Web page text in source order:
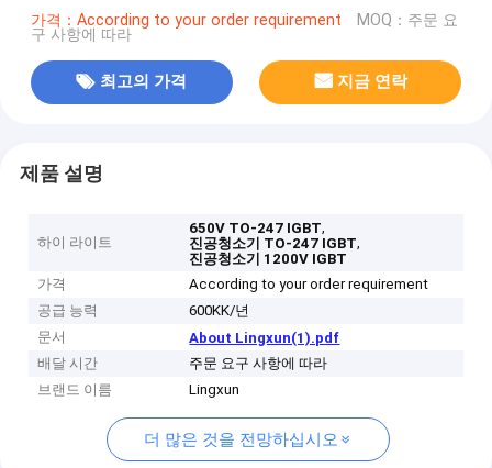
가격：According to your order requirement MOQ：주문 요
구 사항에 따라
최고의 가격 지금 연락
제품 설명
하이 라이트
650V TO-247 IGBT,
진공청소기 TO-247 IGBT,
진공청소기 1200V IGBT
가격
According to your order requirement
공급 능력
600KK/년
문서
About Lingxun(1).pdf
배달 시간
주문 요구 사항에 따라
브랜드 이름
Lingxun
더 많은 것을 전망하십시오